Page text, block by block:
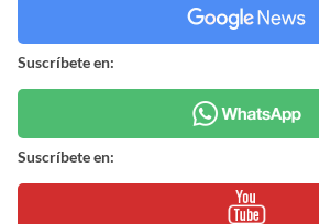
Suscríbete en:
Suscríbete en: